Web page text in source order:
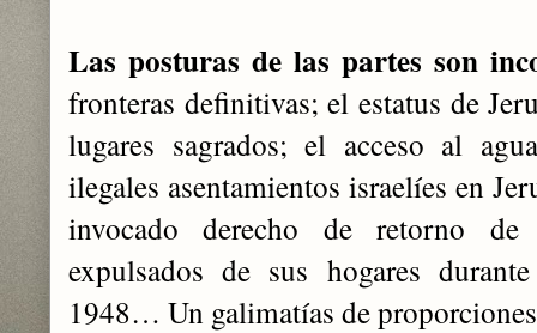
Las posturas de las partes son
fronteras definitivas; el estatus de
lugares sagrados; el acceso al
ilegales asentamientos israelíes en
invocado derecho de retorno de
expulsados de sus hogares
1948… Un galimatías de